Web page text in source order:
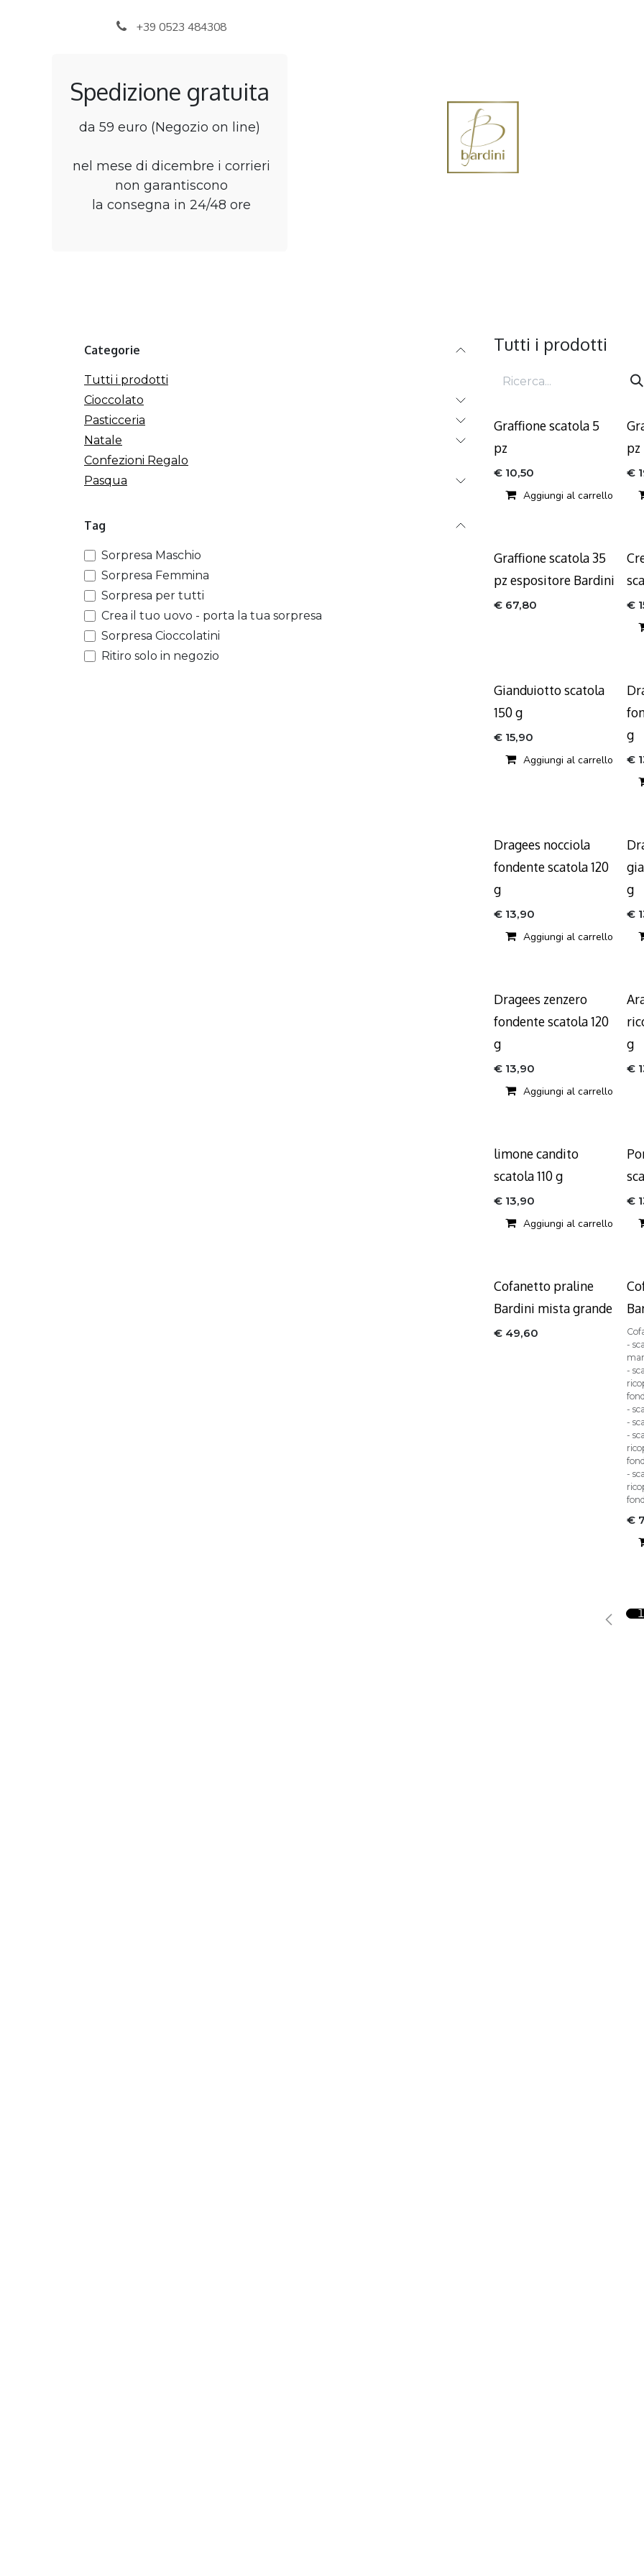
+39 0523 484308
Spedizione gratuita
da 59 euro (Negozio on line)
nel mese di dicembre i corrieri
non garantiscono
la consegna in 24/48 ore
Categorie
Tutti i prodotti
Cioccolato
Pasticceria
Natale
Confezioni Regalo
Pasqua
Tag
Sorpresa Maschio
Sorpresa Femmina
Sorpresa per tutti
Crea il tuo uovo - porta la tua sorpresa
Sorpresa Cioccolatini
Ritiro solo in negozio
Tutti i prodotti
Graffione scatola 5
pz
€ 10,50
Aggiungi al carrello
pz
€
Graffione scatola 35
pz espositore Bardini
€ 67,80 €
Gianduiotto scatola
150 g
€ 15,90
Aggiungi al carrello
g
€
Dragees nocciola
fondente scatola 120
g
€ 13,90
Aggiungi al carrello
g
€
Dragees zenzero
fondente scatola 120
g
€ 13,90
Aggiungi al carrello
g
€
limone candito
scatola 110 g
€ 13,90
Aggiungi al carrello
€
Cofanetto praline
Bardini mista grande
€ 49,60
-
-
-
-
-
-
€
1